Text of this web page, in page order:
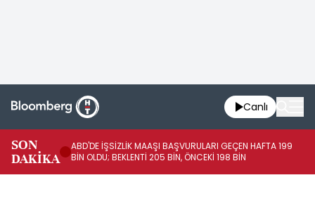
Canlı
SON
DAKİKA
ABD'DE İŞSİZLİK MAAŞI BAŞVURULARI GEÇEN HAFTA 199
BİN OLDU; BEKLENTİ 205 BİN, ÖNCEKİ 198 BİN